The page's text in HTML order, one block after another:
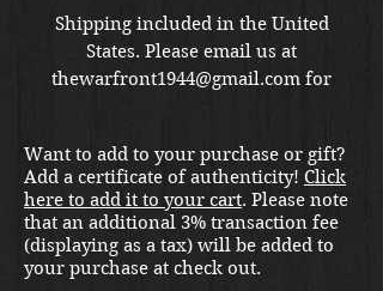
Shipping included in the United
States. Please email us at
thewarfront1944@gmail.com for
Want to add to your purchase or gift?
Add a certificate of authenticity! Click
here to add it to your cart. Please note
that an additional 3% transaction fee
(displaying as a tax) will be added to
your purchase at check out.